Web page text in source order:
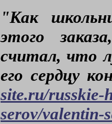
"Как
этого
считал, что
его сердцу
site.ru/
serov/valentin-